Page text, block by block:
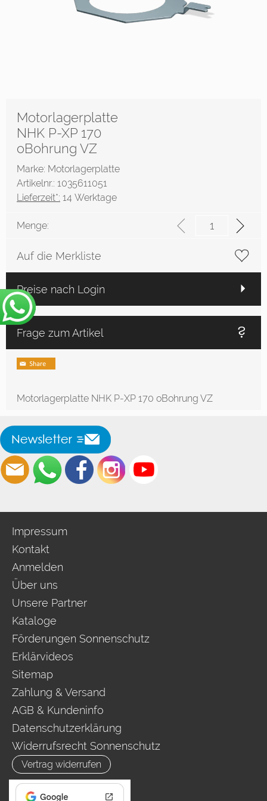
Motorlagerplatte
NHK P-XP 170
oBohrung VZ
Marke: Motorlagerplatte
Artikelnr.: 1035611051
Lieferzeit*: 14 Werktage
Menge:
Auf die Merkliste
Preise nach Login
Frage zum Artikel
Motorlagerplatte NHK P-XP 170 oBohrung VZ
Impressum
Kontakt
Anmelden
Über uns
Unsere Partner
Kataloge
Förderungen Sonnenschutz
Erklärvideos
Sitemap
Zahlung & Versand
AGB & Kundeninfo
Datenschutzerklärung
Widerrufsrecht Sonnenschutz
Vertrag widerrufen